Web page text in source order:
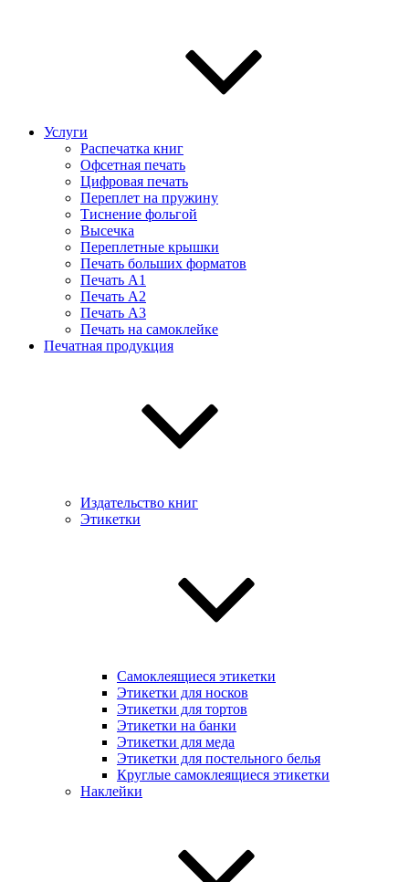
Услуги
Распечатка книг
Офсетная печать
Цифровая печать
Переплет на пружину
Тиснение фольгой
Высечка
Переплетные крышки
Печать больших форматов
Печать А1
Печать А2
Печать А3
Печать на самоклейке
Печатная продукция
Издательство книг
Этикетки
Самоклеящиеся этикетки
Этикетки для носков
Этикетки для тортов
Этикетки на банки
Этикетки для меда
Этикетки для постельного белья
Круглые самоклеящиеся этикетки
Наклейки